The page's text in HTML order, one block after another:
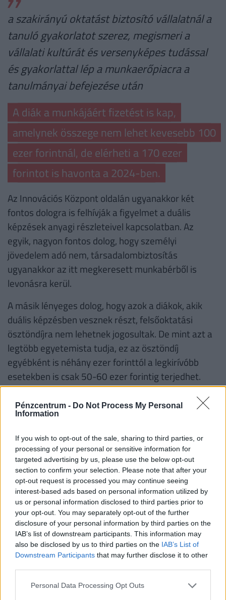
Pénzcentrum - Do Not Process My Personal
Information
If you wish to opt-out of the sale, sharing to third parties, or
processing of your personal or sensitive information for
targeted advertising by us, please use the below opt-out
section to confirm your selection. Please note that after your
opt-out request is processed you may continue seeing
interest-based ads based on personal information utilized by
us or personal information disclosed to third parties prior to
your opt-out. You may separately opt-out of the further
disclosure of your personal information by third parties on the
IAB’s list of downstream participants. This information may
also be disclosed by us to third parties on the IAB’s List of
Downstream Participants that may further disclose it to other
Personal Data Processing Opt Outs
a szakirányú oktatást biztosító vállalatnál a
tanuló gyakorlatot szerez, megismeri a
vállalati kultúrát és versenyképes tudással
és gyakorlattal lép a munkaerőpiacra a
tanulmányai befejezése után
A diák a munkájáért fizetést is kap,
amelynek összege nem lehet kevesebb 100
ezer forintnál, de elérheti a 170 ezer
forintot is havonta a 2024-ben.
Az Innovációs Központ oldalán ugyanakkor két
fontos dologra is felhívják a figyelmet a duális
képzések anyagi részleteivel kapcsolatban. Az
egyik, nagyon fontos dolog, hogy személyi
jövedelem adó nem, társadalombiztosítás
ugyanakkor az itt megkeresett munkabérből is
levonásra kerül.
A másik lényeges dolog, hogy azok a diákok, akik
duális képzésben vesznek részt, felsőoktatási
ösztöndíjra nem lehetnek jogosultak. De mint azt a
legtöbb egyetemista tudja, ez az ösztöndíj
egyébként is néhány ezer forinttól a legkirívóbb
esetekben is csak 50-60 ezer forintig terjedhet.
Ráadásul az összeg, sőt, maga a jogosultság is
rengeteg tényezőtől függ, éppen ezért még jó
teljesítmény esetén sem garantált. Egyértelműnek
tűnik tehát, hogy azok a diákok, akik az
akadémiaival szemben a szakmai és az anyagi
előrehaladást részesítik előnyben, azoknak a duális
képzés a jobb választás.
A munkaerőpiac is elképesztő
mértékben profitál ebből a
rendszerből
fentebb már említettük, a diák a képzés alatt részt